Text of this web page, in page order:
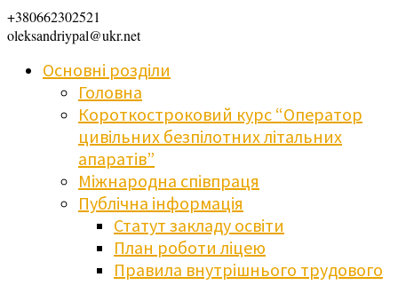
+380662302521
oleksandriypal@ukr.net
Основні розділи
Головна
Короткостроковий курс “Оператор
цивільних безпілотних літальних
апаратів”
Міжнародна співпраця
Публічна інформація
Статут закладу освіти
План роботи ліцею
Правила внутрішнього трудового